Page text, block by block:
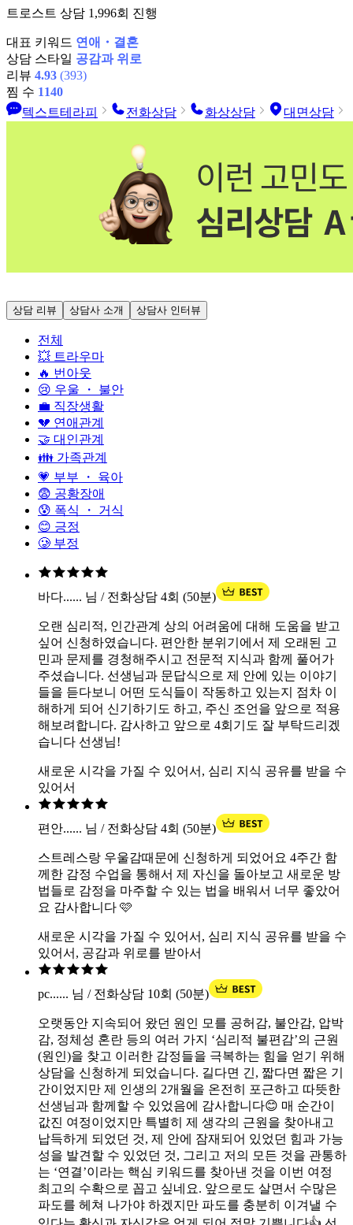
트로스트 상담 1,996회 진행
대표 키워드 연애・결혼
상담 스타일 공감과 위로
리뷰 4.93 (393)
찜 수 1140
텍스트테라피
전화상담 화상상담 대면상담
상담 리뷰 상담사 소개 상담사 인터뷰
전체
💥 트라우마
🔥 번아웃
😢 우울 ・ 불안
💼 직장생활
💔 연애관계
🤝 대인관계
👪 가족관계
💗 부부 ・ 육아
😨 공황장애
😰 폭식 ・ 거식
😊 긍정
🥲 부정
바다...... 님 / 전화상담 4회 (50분)
오랜 심리적, 인간관계 상의 어려움에 대해 도움을 받고
싶어 신청하였습니다. 편안한 분위기에서 제 오래된 고
민과 문제를 경청해주시고 전문적 지식과 함께 풀어가
주셨습니다. 선생님과 문답식으로 제 안에 있는 이야기
들을 듣다보니 어떤 도식들이 작동하고 있는지 점차 이
해하게 되어 신기하기도 하고, 주신 조언을 앞으로 적용
해보려합니다. 감사하고 앞으로 4회기도 잘 부탁드리겠
습니다 선생님!
새로운 시각을 가질 수 있어서, 심리 지식 공유를 받을 수
있어서
편안...... 님 / 전화상담 4회 (50분)
스트레스랑 우울감때문에 신청하게 되었어요 4주간 함
께한 감정 수업을 통해서 제 자신을 돌아보고 새로운 방
법들로 감정을 마주할 수 있는 법을 배워서 너무 좋았어
요 감사합니다 🩷
새로운 시각을 가질 수 있어서, 심리 지식 공유를 받을 수
있어서, 공감과 위로를 받아서
pc...... 님 / 전화상담 10회 (50분)
오랫동안 지속되어 왔던 원인 모를 공허감, 불안감, 압박
감, 정체성 혼란 등의 여러 가지 ‘심리적 불편감’의 근원
(원인)을 찾고 이러한 감정들을 극복하는 힘을 얻기 위해
상담을 신청하게 되었습니다. 길다면 긴, 짧다면 짧은 기
간이었지만 제 인생의 2개월을 온전히 포근하고 따뜻한
선생님과 함께할 수 있었음에 감사합니다😊 매 순간이
값진 여정이었지만 특별히 제 생각의 근원을 찾아내고
납득하게 되었던 것, 제 안에 잠재되어 있었던 힘과 가능
성을 발견할 수 있었던 것, 그리고 저의 모든 것을 관통하
는 ‘연결’이라는 핵심 키워드를 찾아낸 것을 이번 여정
최고의 수확으로 꼽고 싶네요. 앞으로도 살면서 수많은
파도를 헤쳐 나가야 하겠지만 파도를 충분히 이겨낼 수